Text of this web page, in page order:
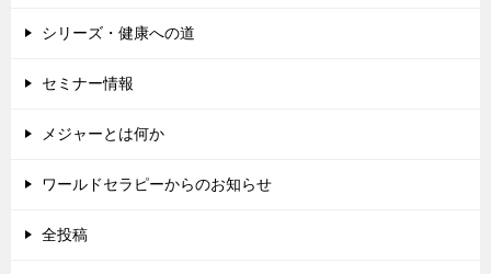
シリーズ・健康への道
セミナー情報
メジャーとは何か
ワールドセラピーからのお知らせ
全投稿